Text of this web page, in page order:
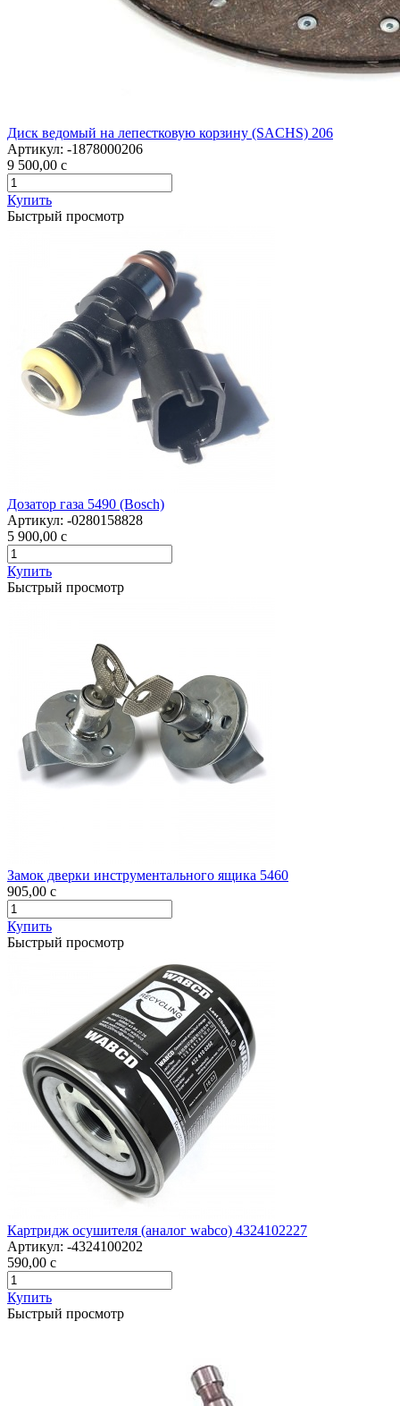
Диск ведомый на лепестковую корзину (SACHS) 206
Артикул: -1878000206
9 500,00 c
Купить
Быстрый просмотр
Дозатор газа 5490 (Bosch)
Артикул: -0280158828
5 900,00 c
Купить
Быстрый просмотр
Замок дверки инструментального ящика 5460
905,00 c
Купить
Быстрый просмотр
Картридж осушителя (аналог wabco) 4324102227
Артикул: -4324100202
590,00 c
Купить
Быстрый просмотр